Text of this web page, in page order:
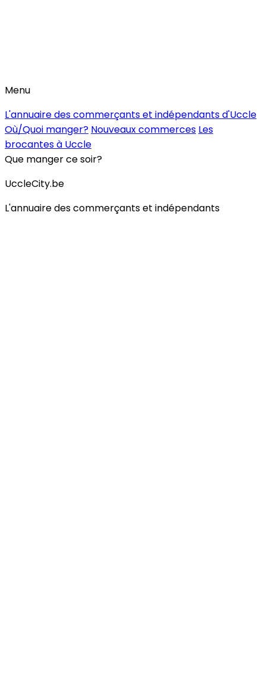
Menu
L'annuaire des commerçants et indépendants d'Uccle
Où/Quoi manger? Nouveaux commerces Les
brocantes à Uccle
Que manger ce soir?
UccleCity.be
L'annuaire des commerçants et indépendants